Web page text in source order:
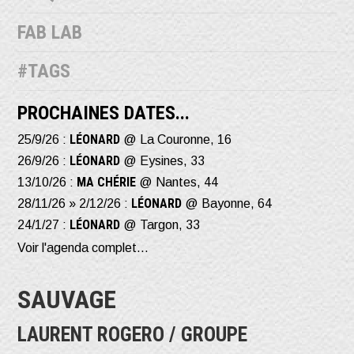
FAB LAB
#TAGS
PROCHAINES DATES...
25/9/26 : LÉONARD @ La Couronne, 16
26/9/26 : LÉONARD @ Eysines, 33
13/10/26 : MA CHÉRIE @ Nantes, 44
28/11/26 » 2/12/26 : LÉONARD @ Bayonne, 64
24/1/27 : LÉONARD @ Targon, 33
Voir l'agenda complet...
SAUVAGE
LAURENT ROGERO / GROUPE